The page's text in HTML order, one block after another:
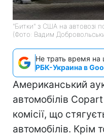
"Битки" з США на автовозі
(Фото: Вадим
Не трать время на
РБК-Украина в
Американський
автомобілів
комісії, що
автомобілів. Крім